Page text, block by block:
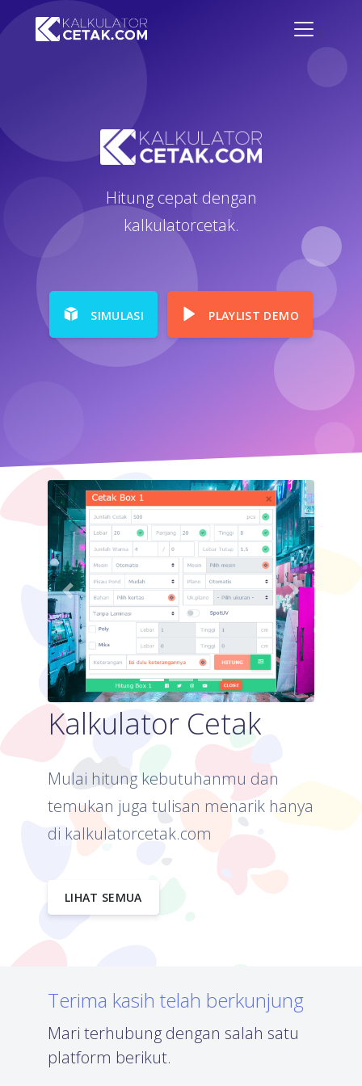
Hitung cepat dengan
kalkulatorcetak.
SIMULASI PLAYLIST DEMO
Previous Next
Kalkulator Cetak
Mulai hitung kebutuhanmu dan
temukan juga tulisan menarik hanya
di kalkulatorcetak.com
LIHAT SEMUA
Terima kasih telah berkunjung
Mari terhubung dengan salah satu
platform berikut.